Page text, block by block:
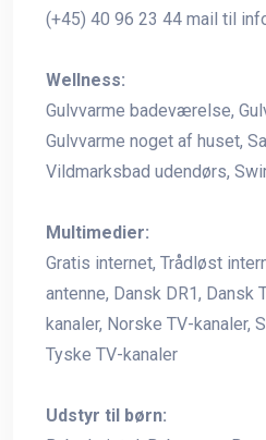
(+45) 40 96 23 44 mail til
Wellness:
Gulvvarme badeværelse,
Gulvvarme noget af huset,
Vildmarksbad udendørs,
Multimedier:
Gratis internet, Trådløst
antenne, Dansk DR1, Dansk
kanaler, Norske TV-kanaler,
Tyske TV-kanaler
Udstyr til børn: